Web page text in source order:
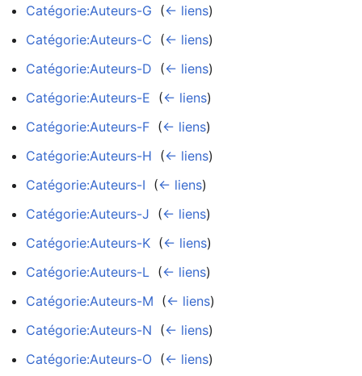
Catégorie:Auteurs-G (← liens)
Catégorie:Auteurs-C (← liens)
Catégorie:Auteurs-D (← liens)
Catégorie:Auteurs-E (← liens)
Catégorie:Auteurs-F (← liens)
Catégorie:Auteurs-H (← liens)
Catégorie:Auteurs-I (← liens)
Catégorie:Auteurs-J (← liens)
Catégorie:Auteurs-K (← liens)
Catégorie:Auteurs-L (← liens)
Catégorie:Auteurs-M (← liens)
Catégorie:Auteurs-N (← liens)
Catégorie:Auteurs-O (← liens)